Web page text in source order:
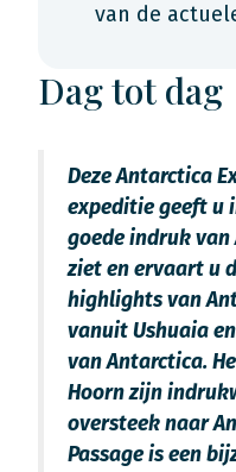
van de
Dag tot dag
Deze Antarctica
expeditie geeft u
goede indruk van
ziet en ervaart u
highlights van
vanuit Ushuaia
van Antarctica.
Hoorn zijn
oversteek naar
Passage is een